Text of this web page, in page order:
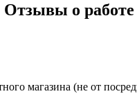
Отзывы о работе
магазина (не от